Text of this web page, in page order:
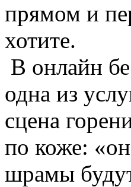
прямом и
хотите.
В онлайн
одна из
сцена
по коже:
шрамы